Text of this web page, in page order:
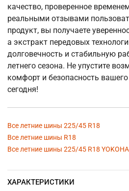
качество, проверенное
реальными отзывами
продукт, вы получаете
а экстракт передовых
долговечность и стабильную
летнего сезона. Не упустите
комфорт и безопасность
сегодня!
Все летние шины 225/45 R18
Все летние шины R18
Все летние шины 225/45 R18
ХАРАКТЕРИСТИКИ